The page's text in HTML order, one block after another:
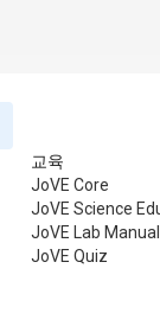
교육
JoVE Core
JoVE Science
JoVE Lab Manual
JoVE Quiz